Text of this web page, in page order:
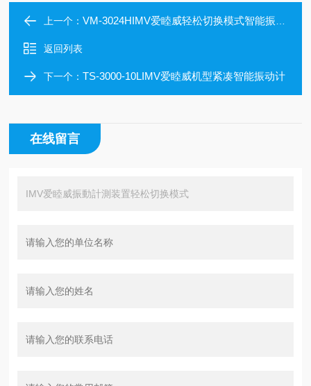
上一个：VM-3024HIMV爱睦威轻松切换模式智能振动计
返回列表
下一个：TS-3000-10LIMV爱睦威机型紧凑智能振动计
在线留言